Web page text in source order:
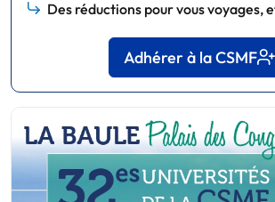
Des réductions pour vous voyages,
Adhérer à la CSMF